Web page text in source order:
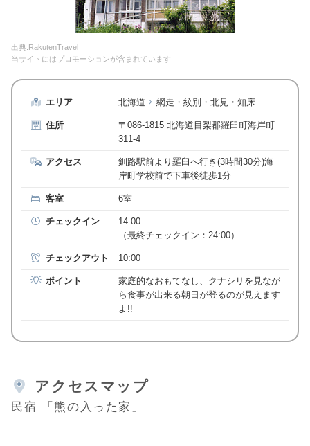
出典:RakutenTravel
当サイトにはプロモーションが含まれています
エリア 北海道 網走・紋別・北見・知床
住所
〒086-1815 北海道目梨郡羅臼町海岸町
311-4
アクセス
釧路駅前より羅臼へ行き(3時間30分)海
岸町学校前で下車後徒歩1分
客室 6室
チェックイン
14:00
（最終チェックイン：24:00）
チェックアウト 10:00
ポイント
家庭的なおもてなし、クナシリを見なが
ら食事が出来る朝日が登るのが見えます
よ!!
アクセスマップ
民宿 「熊の入った家」